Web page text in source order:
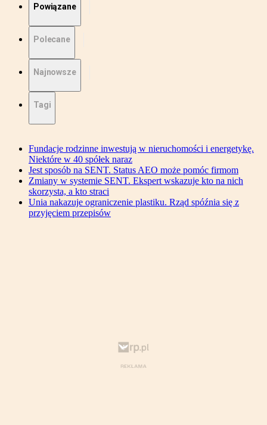
Powiązane
Polecane
Najnowsze
Tagi
Fundacje rodzinne inwestują w nieruchomości i energetykę.
Niektóre w 40 spółek naraz
Jest sposób na SENT. Status AEO może pomóc firmom
Zmiany w systemie SENT. Ekspert wskazuje kto na nich
skorzysta, a kto straci
Unia nakazuje ograniczenie plastiku. Rząd spóźnia się z
przyjęciem przepisów